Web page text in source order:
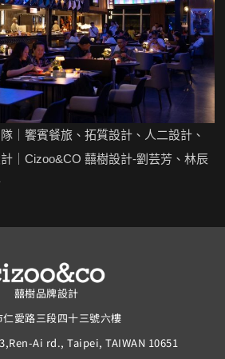
｜Cizoo&CO 囍樹設計-劉芸芳、林辰
囍樹品牌設計
仁愛路三段四十三號六樓
Ai rd., Taipei, TAIWAN 10651